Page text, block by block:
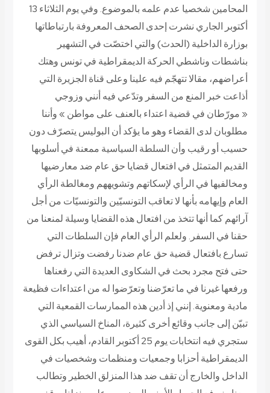
المحامين شخصيا عدم علمه بالموضوع. وفي يوم الثلاثاء 13
أكتوبر الجاري نشرت إحدى الصحف المعروفة بارتباطاتها
بوزارة الداخلية (الحدث) والتي اختصّت في التشهير
بناشطات وناشطي الحركة الديمقراطية في تونس وهتك
أعراضهم، مقالا تتهجّم فيه علينا وعلى قناة الجزيرة التي
أذاعت خبر المنع من السفر وتدّعي فيه أنني وزوجي
« مورّطان في قضية اعتداء بالعنف على مواطن » وأننا
مطلوبان لدى القضاء وهو ما يؤكد أن البوليس يتصرّف دون
حسيب أو رقيب وأن السلطة السياسية ممعنة في أسلوبها
القديم المتمثل في افتعال قضايا حق عام ضد معارضيها
ومخالفيها في الرأي لإسكاتهم وتشويههم ومغالطة الرأي
العام وإيهامه بأنها لا تعاقب التونسيّين والتونسيّات من أجل
آرائهم كما أنها تتخذ من افتعال هذه القضايا وسيلة لمنعنا من
حقنا في السفر. ولعلم الرأي العام فإن السلطات التي
تسارع بافتعال قضية حق عام ضدنا رفضت وتزال ترفض
حتى فتح مجرد بحث في الشكاوى العديدة التي رفعناها
ورفعها غيرنا في ما تعرّضنا وتعرّضوا له من اعتداءات فظيعة
مادية ومعنوية. إنني إذ أدين هذه الممارسات القمعية التي
تبيّن إلى جانب وقائع أخرى كثيرة، المناخ السياسي الذي
ستجري فيه انتخابات يوم 25 أكتوبر القادم، أهيب بكل القوى
الديمقراطية أحزابا وجمعيات ومنظمات وشخصيات في
الداخل والخارج أن تقف ضد هذا المنزلق الخطير وتطالب